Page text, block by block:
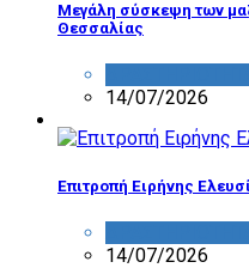
Μεγάλη σύσκεψη των
Θεσσαλίας
14/07/2026
Επιτροπή Ειρήνης
14/07/2026